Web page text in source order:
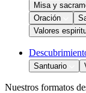
Misa y
Oración
Valores
Santuario
Nuestros formatos